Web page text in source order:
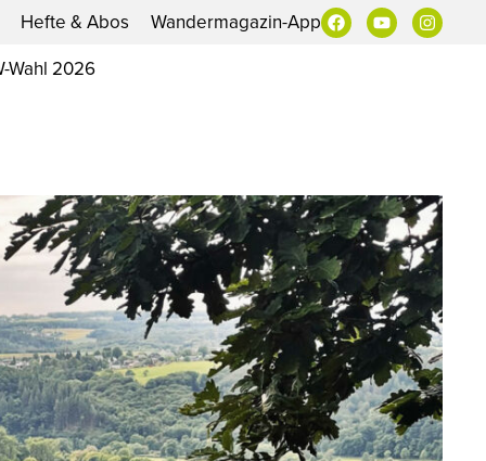
Hefte & Abos
Wandermagazin-App
Wahl 2026